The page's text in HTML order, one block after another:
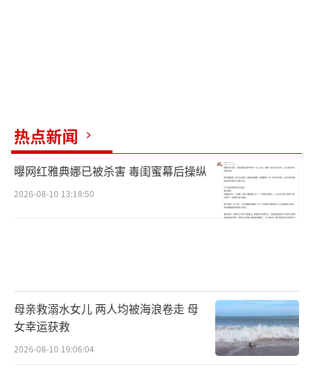
热点新闻
曝网红雅典娜已被杀害 毒闺蜜幕后操纵
2026-08-10 13:18:50
母亲救溺水女儿 两人均被海浪卷走 母
女幸运获救
2026-08-10 19:06:04